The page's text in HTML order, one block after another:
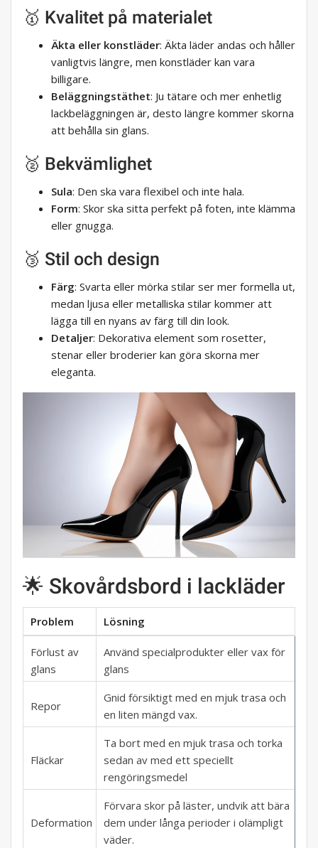
🥇 Kvalitet på materialet
Äkta eller konstläder: Äkta läder andas och håller
vanligtvis längre, men konstläder kan vara
billigare.
Beläggningstäthet: Ju tätare och mer enhetlig
lackbeläggningen är, desto längre kommer skorna
att behålla sin glans.
🥈 Bekvämlighet
Sula: Den ska vara flexibel och inte hala.
Form: Skor ska sitta perfekt på foten, inte klämma
eller gnugga.
🥉 Stil och design
Färg: Svarta eller mörka stilar ser mer formella ut,
medan ljusa eller metalliska stilar kommer att
lägga till en nyans av färg till din look.
Detaljer: Dekorativa element som rosetter,
stenar eller broderier kan göra skorna mer
eleganta.
🌟 Skovårdsbord i lackläder
Problem Lösning
Förlust av
glans
Använd specialprodukter eller vax för
glans
Repor
Gnid försiktigt med en mjuk trasa och
en liten mängd vax.
Fläckar
Ta bort med en mjuk trasa och torka
sedan av med ett speciellt
rengöringsmedel
Deformation
Förvara skor på läster, undvik att bära
dem under långa perioder i olämpligt
väder.